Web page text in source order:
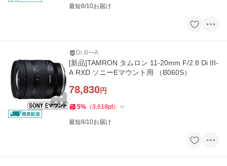
最短8/10お届け
Di lllーA
[新品]TAMRON タムロン 11-20mm F/2.8 Di III-
A RXD ソニーEマウント用 （B060S）
78,830円
5% （3,618pt）
最短8/10お届け